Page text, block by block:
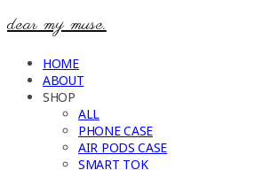
dear my muse.
HOME
ABOUT
SHOP
ALL
PHONE CASE
AIR PODS CASE
SMART TOK